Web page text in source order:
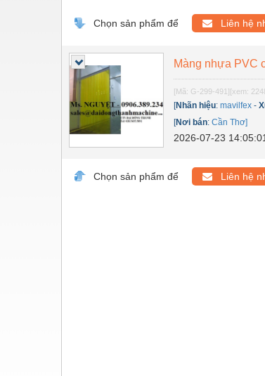
Dụng cụ cầm tay
Dụng cụ điện
Dụng cụ đo
Gỗ - Trang thiết bị
Hàn cắt - Thiết bị
Hóa chất-Trang thiết bị
Chọn sản phẩm để Liên hệ
Màng nhựa PVC
[Mã: G-299-491][xem:
[Nhãn hiệu:mavilfex -
[Nơi bán:Cần Thơ]
2026-07-23
Chọn sản phẩm để Liên hệ